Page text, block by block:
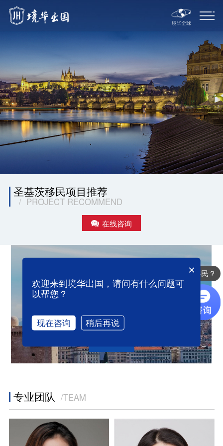
圣基茨移民项目推荐
/ PROJECT RECOMMEND
在线咨询
专业团队 /TEAM
办理哪些国家的移民？
×
欢迎来到境华出国，请问有什么问题可
以帮您？
现在咨询 稍后再说